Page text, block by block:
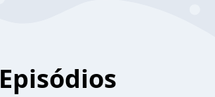
Episódios